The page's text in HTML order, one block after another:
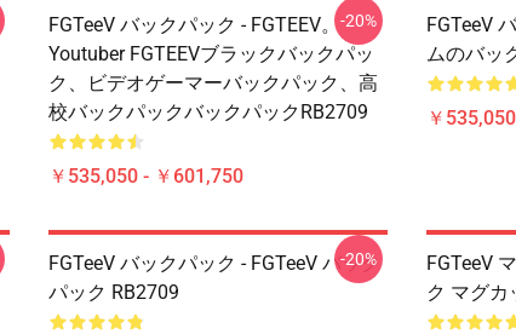
FGTeeV バックパック - FGTEEV。
Youtuber FGTEEVブラックバックパッ
ク、ビデオゲーマーバックパック、高
校バックパックバックパックRB2709
￥535,050 - ￥601,750
-20%
FGTeeV
ムのバッ
￥
FGTeeV バックパック - FGTeeV バック
パック RB2709
-20%
FGTeeV
ク マグカ